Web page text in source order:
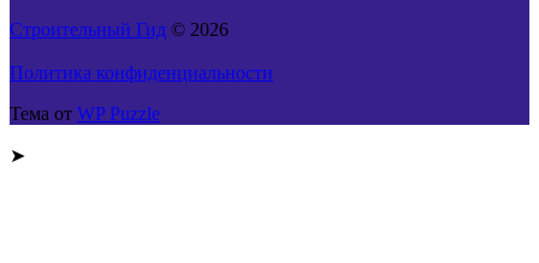
Строительный Гид © 2026
Политика конфиденциальности
Тема от WP Puzzle
➤